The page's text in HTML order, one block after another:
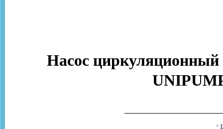
Насос циркуляционный
>